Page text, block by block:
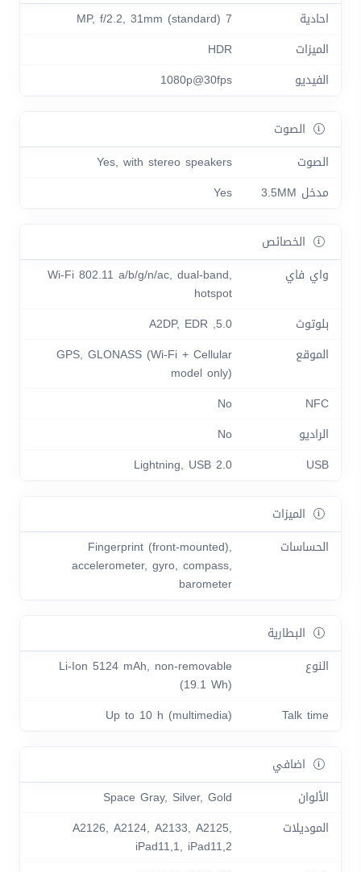
احادية
7 MP, f/2.2, 31mm (standard)
الميزات
HDR
الفيديو
1080p@30fps
الصوت
الصوت
Yes, with stereo speakers
مدخل 3.5MM
Yes
الخصائص
واي فاي
Wi-Fi 802.11 a/b/g/n/ac, dual-band,
hotspot
بلوتوث
5.0, A2DP, EDR
الموقع
GPS, GLONASS (Wi‑Fi + Cellular
model only)
NFC
No
الراديو
No
USB
Lightning, USB 2.0
الميزات
الحساسات
Fingerprint (front-mounted),
accelerometer, gyro, compass,
barometer
البطارية
النوع
Li-Ion 5124 mAh, non-removable
(19.1 Wh)
Talk time
Up to 10 h (multimedia)
اضافي
الألوان
Space Gray, Silver, Gold
الموديلات
A2126, A2124, A2133, A2125,
iPad11,1, iPad11,2